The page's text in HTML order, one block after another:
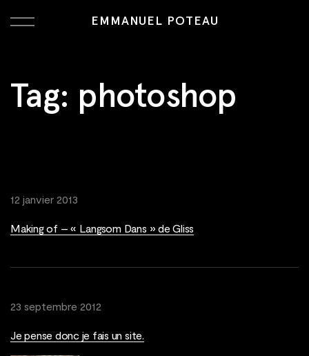
EMMANUEL POTEAU
Tag: photoshop
12 janvier 2013
Making of – « Langsom Dans » de Gliss
23 septembre 2012
Je pense donc je fais un site.